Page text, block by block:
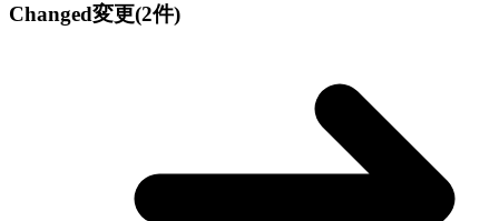
Changed変更(2件)